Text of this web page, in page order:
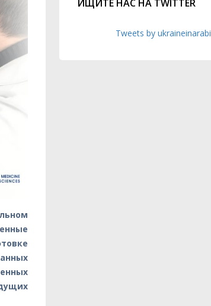
ИЩИТЕ НАС НА TWITTER
Tweets by ukraineinarabi